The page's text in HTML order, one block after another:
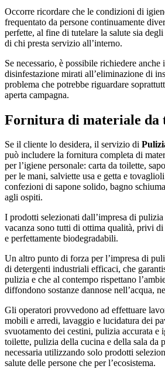
Occorre ricordare che le condizioni di
frequentato da persone continuamente
perfette, al fine di tutelare la salute sia
di chi presta servizio all’interno.
Se necessario, è possibile richiedere anche
disinfestazione mirati all’eliminazione di
problema che potrebbe riguardare
aperta campagna.
Fornitura di materiale da
Se il cliente lo desidera, il servizio di
può includere la fornitura completa di
per l’igiene personale: carta da toilette,
per le mani, salviette usa e getta e
confezioni di sapone solido, bagno
agli ospiti.
I prodotti selezionati dall’impresa di
vacanza sono tutti di ottima qualità, privi
e perfettamente biodegradabili.
Un altro punto di forza per l’impresa di
di detergenti industriali efficaci, che
pulizia e che al contempo rispettano
diffondono sostanze dannose nell’acqua,
Gli operatori provvedono ad effettuare
mobili e arredi, lavaggio e lucidatura dei
svuotamento dei cestini, pulizia accurata e
toilette, pulizia della cucina e della sala da
necessaria utilizzando solo prodotti
salute delle persone che per l’ecosistema.